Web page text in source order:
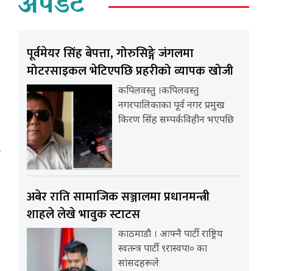
पूर्वमेयर सिंह बेपत्ता, गोरुसिङ्गे जंगलमा
मोटरसाइकल भेटिएपछि प्रहरीको व्यापक खोजी
कपिलवस्तु ।कपिलवस्तु
नगरपालिकाका पूर्व नगर प्रमुख
किरण सिंह सम्पर्कविहीन भएपछि
अबेर राति सामाजिक सञ्जालमा प्रधानमन्त्री
शाहले लेखे भावुक स्टाटस
काठमाडौ । आफ्नै पार्टी राष्ट्रिय
स्वतन्त्र पार्टी ९रास्वपा० का
सांसदहरूले